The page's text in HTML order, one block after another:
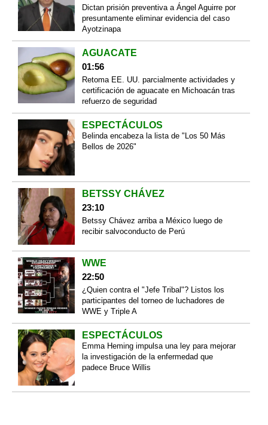
Dictan prisión preventiva a Ángel Aguirre por
presuntamente eliminar evidencia del caso
Ayotzinapa
AGUACATE
01:56
Retoma EE. UU. parcialmente actividades y
certificación de aguacate en Michoacán tras
refuerzo de seguridad
ESPECTÁCULOS
Belinda encabeza la lista de "Los 50 Más
Bellos de 2026"
BETSSY CHÁVEZ
23:10
Betssy Chávez arriba a México luego de
recibir salvoconducto de Perú
WWE
22:50
¿Quien contra el "Jefe Tribal"? Listos los
participantes del torneo de luchadores de
WWE y Triple A
ESPECTÁCULOS
Emma Heming impulsa una ley para mejorar
la investigación de la enfermedad que
padece Bruce Willis